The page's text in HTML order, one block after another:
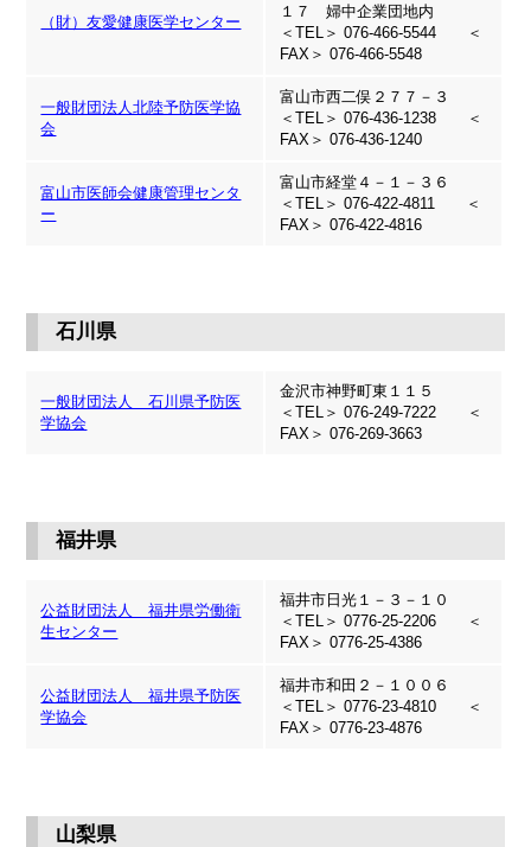
（財）友愛健康医学センター
１７ 婦中企業団地内
＜TEL＞ 076-466-5544 ＜
FAX＞ 076-466-5548
一般財団法人北陸予防医学協
会
富山市西二俣２７７－３
＜TEL＞ 076-436-1238 ＜
FAX＞ 076-436-1240
富山市医師会健康管理センタ
ー
富山市経堂４－１－３６
＜TEL＞ 076-422-4811 ＜
FAX＞ 076-422-4816
石川県
一般財団法人 石川県予防医
学協会
金沢市神野町東１１５
＜TEL＞ 076-249-7222 ＜
FAX＞ 076-269-3663
福井県
公益財団法人 福井県労働衛
生センター
福井市日光１－３－１０
＜TEL＞ 0776-25-2206 ＜
FAX＞ 0776-25-4386
公益財団法人 福井県予防医
学協会
福井市和田２－１００６
＜TEL＞ 0776-23-4810 ＜
FAX＞ 0776-23-4876
山梨県